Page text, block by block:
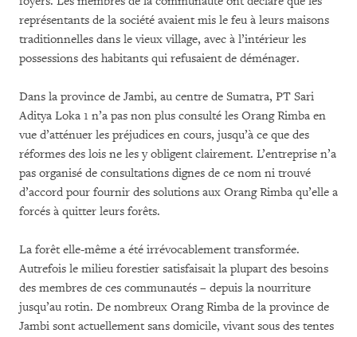
représentants de la société avaient mis le feu à leurs maisons
traditionnelles dans le vieux village, avec à l’intérieur les
possessions des habitants qui refusaient de déménager.
Dans la province de Jambi, au centre de Sumatra, PT Sari
Aditya Loka 1 n’a pas non plus consulté les Orang Rimba en
vue d’atténuer les préjudices en cours, jusqu’à ce que des
réformes des lois ne les y obligent clairement. L’entreprise n’a
pas organisé de consultations dignes de ce nom ni trouvé
d’accord pour fournir des solutions aux Orang Rimba qu’elle a
forcés à quitter leurs forêts.
La forêt elle-même a été irrévocablement transformée.
Autrefois le milieu forestier satisfaisait la plupart des besoins
des membres de ces communautés – depuis la nourriture
jusqu’au rotin. De nombreux Orang Rimba de la province de
Jambi sont actuellement sans domicile, vivant sous des tentes